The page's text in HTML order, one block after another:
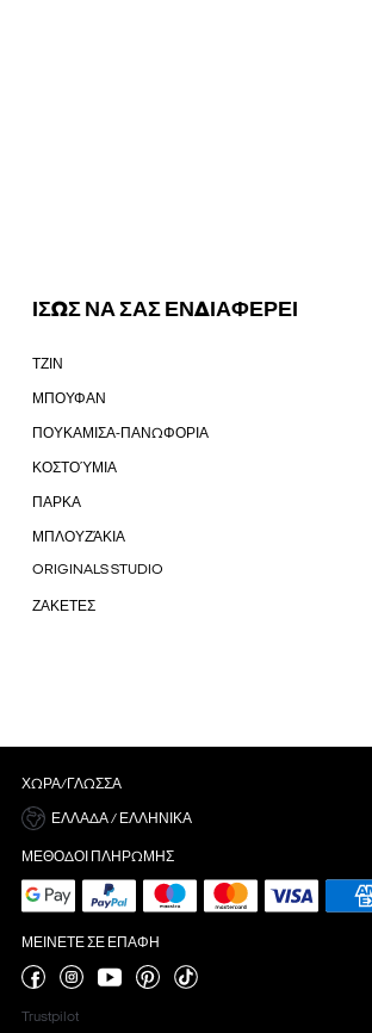
ΙΣΩΣ ΝΑ ΣΑΣ ΕΝΔΙΑΦΕΡΕΙ
ΤΖΙΝ
ΜΠΟΥΦΑΝ
ΠΟΥΚΑΜΙΣΑ-ΠΑΝΩΦΟΡΙΑ
ΚΟΣΤΟΎΜΙΑ
ΠΑΡΚΑ
ΜΠΛΟΥΖΆΚΙΑ
ORIGINALS STUDIO
ΖΑΚΕΤΕΣ
ΧΏΡΑ/ΓΛΏΣΣΑ
ΕΛΛΆΔΑ / ΕΛΛΗΝΙΚΆ
ΜΈΘΟΔΟΙ ΠΛΗΡΩΜΉΣ
ΜΕΊΝΕΤΕ ΣΕ ΕΠΑΦΉ
Trustpilot